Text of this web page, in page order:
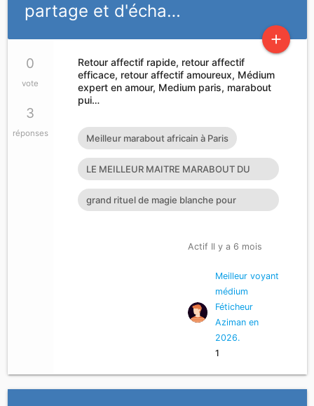
partage et d'écha…
add
0
vote
3
réponses
Retour affectif rapide, retour affectif
efficace, retour affectif amoureux, Médium
expert en amour, Medium paris, marabout
pui…
Meilleur marabout africain à Paris
LE MEILLEUR MAITRE MARABOUT DU
MONDE LE PLUS GRAND ET PUISSANT M
grand rituel de magie blanche pour
Actif Il y a 6 mois
Meilleur voyant
médium
Féticheur
Aziman en
2026.
1